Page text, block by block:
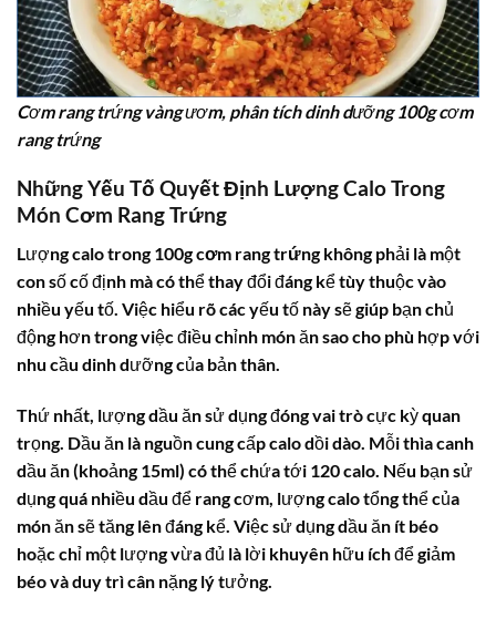
Cơm rang trứng vàng ươm, phân tích dinh dưỡng 100g cơm
rang trứng
Những Yếu Tố Quyết Định Lượng Calo Trong
Món Cơm Rang Trứng
Lượngcalo trong 100g cơm rang trứngkhông phải là một
con số cố định mà có thể thay đổi đáng kể tùy thuộc vào
nhiều yếu tố. Việc hiểu rõ các yếu tố này sẽ giúp bạn chủ
động hơn trong việc điều chỉnh món ăn sao cho phù hợp với
nhu cầu dinh dưỡng của bản thân.
Thứ nhất, lượng dầu ăn sử dụng đóng vai trò cực kỳ quan
trọng. Dầu ăn là nguồn cung cấp calo dồi dào. Mỗi thìa canh
dầu ăn (khoảng 15ml) có thể chứa tới 120 calo. Nếu bạn sử
dụng quá nhiều dầu để rang cơm, lượng calo tổng thể của
món ăn sẽ tăng lên đáng kể. Việc sử dụng dầu ăn ít béo
hoặc chỉ một lượng vừa đủ là lời khuyên hữu ích để giảm
béo và duy trì cân nặng lý tưởng.